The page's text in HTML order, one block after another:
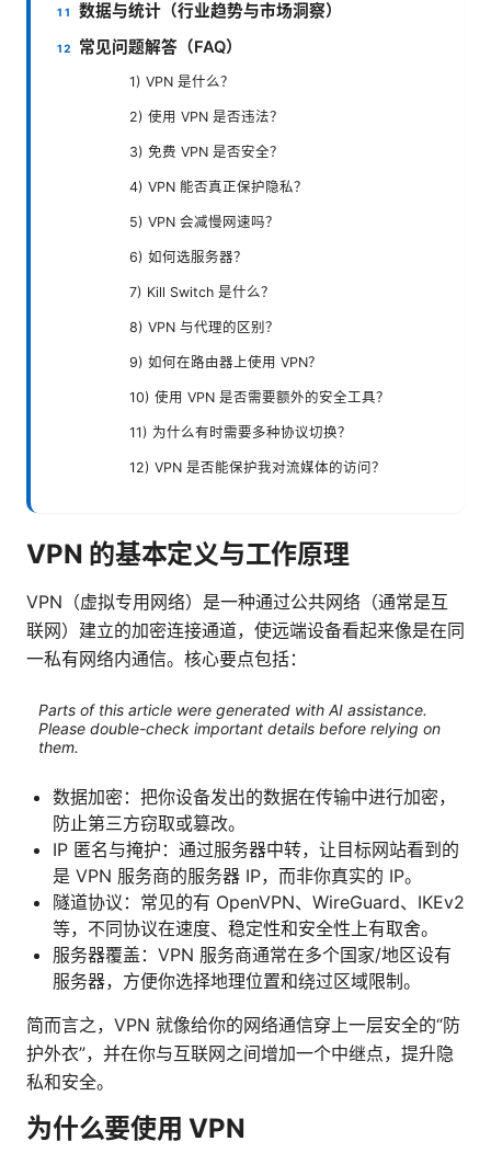
数据与统计（行业趋势与市场洞察）
常见问题解答（FAQ）
1) VPN 是什么？
2) 使用 VPN 是否违法？
3) 免费 VPN 是否安全？
4) VPN 能否真正保护隐私？
5) VPN 会减慢网速吗？
6) 如何选服务器？
7) Kill Switch 是什么？
8) VPN 与代理的区别？
9) 如何在路由器上使用 VPN？
10) 使用 VPN 是否需要额外的安全工具？
11) 为什么有时需要多种协议切换？
12) VPN 是否能保护我对流媒体的访问？
VPN 的基本定义与工作原理
VPN（虚拟专用网络）是一种通过公共网络（通常是互
联网）建立的加密连接通道，使远端设备看起来像是在同
一私有网络内通信。核心要点包括：
Parts of this article were generated with AI assistance.
Please double-check important details before relying on
them.
数据加密：把你设备发出的数据在传输中进行加密，
防止第三方窃取或篡改。
IP 匿名与掩护：通过服务器中转，让目标网站看到的
是 VPN 服务商的服务器 IP，而非你真实的 IP。
隧道协议：常见的有 OpenVPN、WireGuard、IKEv2
等，不同协议在速度、稳定性和安全性上有取舍。
服务器覆盖：VPN 服务商通常在多个国家/地区设有
服务器，方便你选择地理位置和绕过区域限制。
简而言之，VPN 就像给你的网络通信穿上一层安全的“防
护外衣”，并在你与互联网之间增加一个中继点，提升隐
私和安全。
为什么要使用 VPN